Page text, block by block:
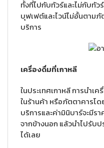
ทั้งที่ไปกับทัวร์และไม่กับทัว
บุฟเฟต์และไวน์ไม่อั้นตาม
บริการ
เครื่องดื่มที่เกาหลี
ในประเทศเกาหลี การนำเ
ในร้านค้า หรือภัตตาคารโ
บริการและค่ามินิบาร์จะมีร
จากข้างนอก แล้วนำไปรับป
ได้เลย